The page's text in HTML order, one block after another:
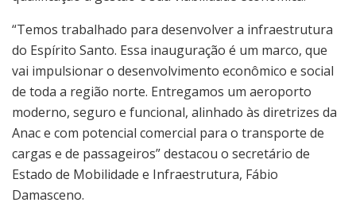
“Temos trabalhado para desenvolver a infraestrutura
do Espírito Santo. Essa inauguração é um marco, que
vai impulsionar o desenvolvimento econômico e social
de toda a região norte. Entregamos um aeroporto
moderno, seguro e funcional, alinhado às diretrizes da
Anac e com potencial comercial para o transporte de
cargas e de passageiros” destacou o secretário de
Estado de Mobilidade e Infraestrutura, Fábio
Damasceno.